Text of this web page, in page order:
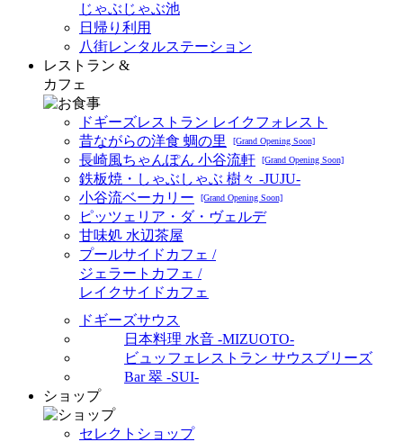
じゃぶじゃぶ池
日帰り利用
八街レンタルステーション
レストラン &
カフェ
ドギーズレストラン レイクフォレスト
昔ながらの洋食 蜩の里
[Grand Opening Soon]
長崎風ちゃんぽん 小谷流軒 [Grand Opening Soon]
鉄板焼・しゃぶしゃぶ 樹々 -JUJU-
小谷流ベーカリー
[Grand Opening Soon]
ピッツェリア・ダ・ヴェルデ
甘味処 水辺茶屋
プールサイドカフェ /
ジェラートカフェ /
レイクサイドカフェ
ドギーズサウス
日本料理 水音 -MIZUOTO-
ビュッフェレストラン サウスブリーズ
Bar 翠 -SUI-
ショップ
セレクトショップ